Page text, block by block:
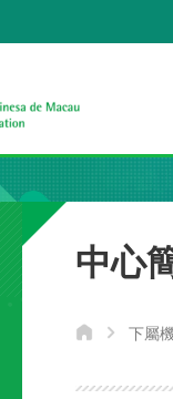
中心
下屬